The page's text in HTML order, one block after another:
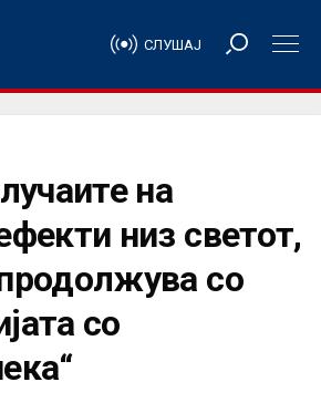
СЛУШАЈ
на
низ светот,
со
со